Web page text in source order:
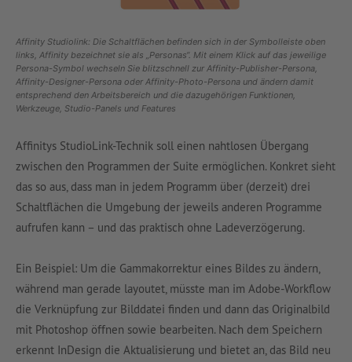
Affinity Studiolink: Die Schaltflächen befinden sich in der Symbolleiste oben
links, Affinity bezeichnet sie als „Personas“. Mit einem Klick auf das jeweilige
Persona-Symbol wechseln Sie blitzschnell zur Affinity-Publisher-Persona,
Affinity-Designer-Persona oder Affinity-Photo-Persona und ändern damit
entsprechend den Arbeitsbereich und die dazugehörigen Funktionen,
Werkzeuge, Studio-Panels und Features
Affinitys StudioLink-Technik soll einen nahtlosen Übergang
zwischen den Programmen der Suite ermöglichen. Konkret sieht
das so aus, dass man in jedem Programm über (derzeit) drei
Schaltflächen die Umgebung der jeweils anderen Programme
aufrufen kann – und das praktisch ohne Ladeverzögerung.
Ein Beispiel: Um die Gammakorrektur eines Bildes zu ändern,
während man gerade layoutet, müsste man im Adobe-Workflow
die Verknüpfung zur Bilddatei finden und dann das Originalbild
mit Photoshop öffnen sowie bearbeiten. Nach dem Speichern
erkennt InDesign die Aktualisierung und bietet an, das Bild neu